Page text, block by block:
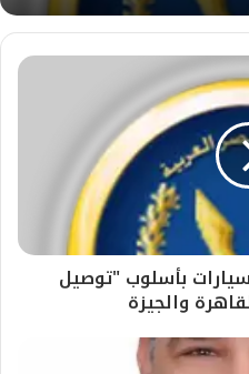
بأسلوب "توصيل
والجيزة